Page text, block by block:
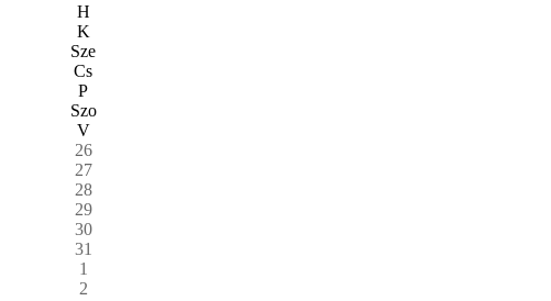
H
K
Sze
Cs
P
Szo
V
26
27
28
29
30
31
1
2